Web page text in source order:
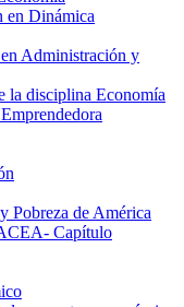
en Dinámica
Administración y
la disciplina Economía
Pobreza de América
Capítulo